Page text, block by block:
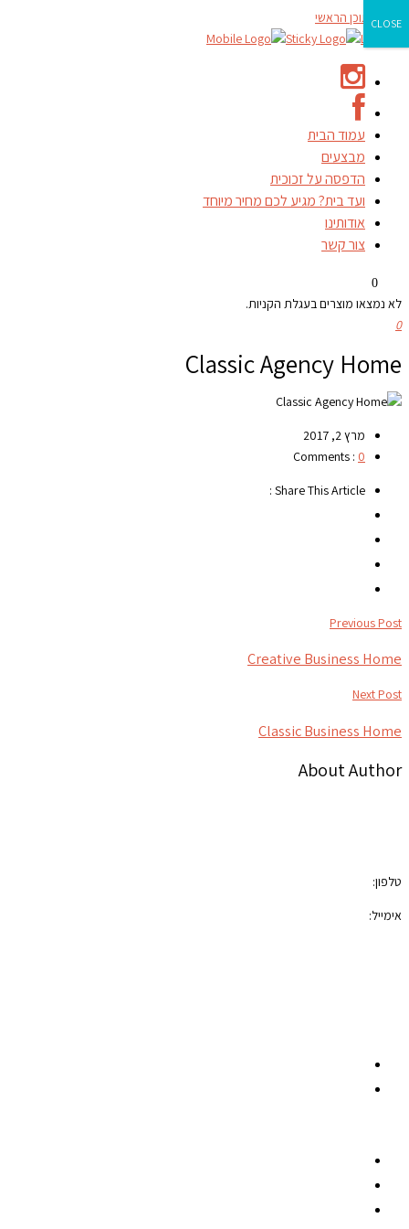
דילוג לתוכן הראשי
עמוד הבית
מבצעים
הדפסה על זכוכית
ועד בית? מגיע לכם מחיר מיוחד
אודותינו
צור קשר
0
לא נמצאו מוצרים בעגלת הקניות.
0
Classic Agency Home
מרץ 2, 2017
Comments : 0
Share This Article :
Previous Post
Creative Business Home
Next Post
Classic Business Home
About Author
טלפון:
אימייל:
CLOSE